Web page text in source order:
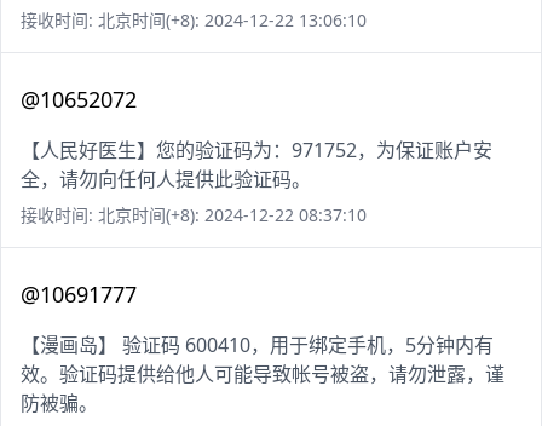
接收时间: 北京时间(+8): 2024-12-22 13:06:10
@10652072
【人民好医生】您的验证码为：971752，为保证账户安
全，请勿向任何人提供此验证码。
接收时间: 北京时间(+8): 2024-12-22 08:37:10
@10691777
【漫画岛】 验证码 600410，用于绑定手机，5分钟内有
效。验证码提供给他人可能导致帐号被盗，请勿泄露，谨
防被骗。